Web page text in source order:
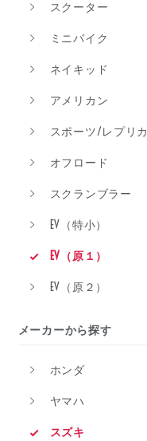
スクーター
ミニバイク
ネイキッド
アメリカン
スポーツ/レプリカ
オフロード
スクランブラー
EV（特小）
EV（原１）
EV（原２）
メーカーから探す
ホンダ
ヤマハ
スズキ